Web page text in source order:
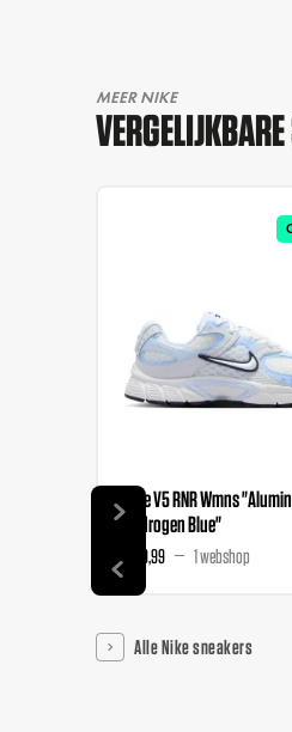
MEER NIKE
Nike V5 RNR Wmns
Hydrogen Blue"
€ 89,99 1 webshop
Alle Nike sneakers